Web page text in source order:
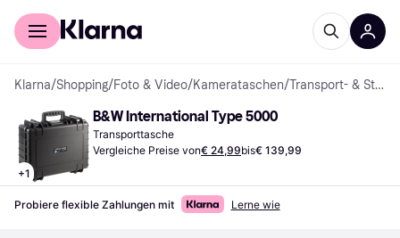
Für Shopper
Klarna/Shopping/Foto & Video/Kamerataschen/ Transport- & Studiotaschen
+1
B&W International Type 5000
Transporttasche
Vergleiche Preise von€ 24,99bis€ 139,99
Probiere flexible Zahlungen mit Lerne wie